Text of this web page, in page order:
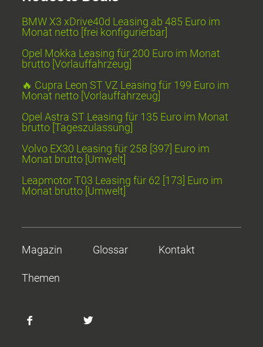
BMW X3 xDrive40d Leasing ab 485 Euro im
Monat netto [frei konfigurierbar]
Opel Mokka Leasing für 200 Euro im Monat
brutto [Vorlauffahrzeug]
🔥 Cupra Leon ST VZ Leasing für 199 Euro im
Monat netto [Vorlauffahrzeug]
Opel Astra ST Leasing für 135 Euro im Monat
brutto [Tageszulassung]
Volvo EX30 Leasing für 258 [397] Euro im
Monat brutto [Umwelt]
Leapmotor T03 Leasing für 62 [173] Euro im
Monat brutto [Umwelt]
Magazin Glossar Kontakt
Themen